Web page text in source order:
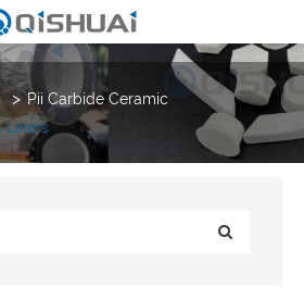
Pii Carbide Ceramic
Liners